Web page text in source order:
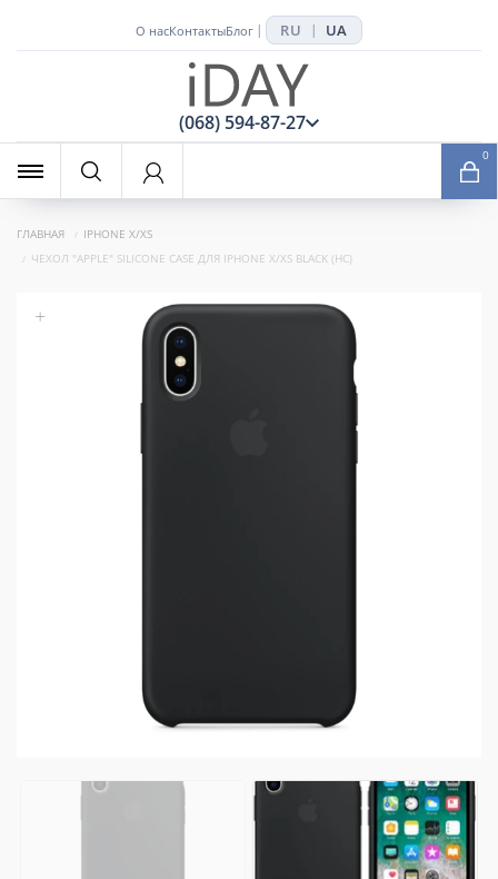
О насКонтактыБлог | RU | UA
(068) 594-87-27
0
ГЛАВНАЯ
IPHONE X/XS
ЧЕХОЛ "APPLE" SILICONE CASE ДЛЯ IPHONE X/XS BLACK (HC)
+